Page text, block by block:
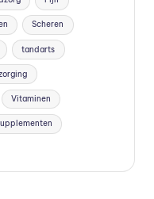
Scheren
tandarts
Vitaminen